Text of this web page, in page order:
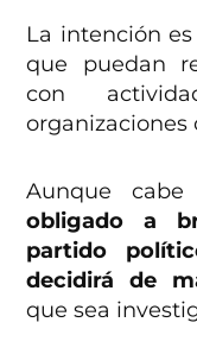
La intención
que puedan
con
organizaciones
Aunque
obligado a
partido
decidirá de
que sea